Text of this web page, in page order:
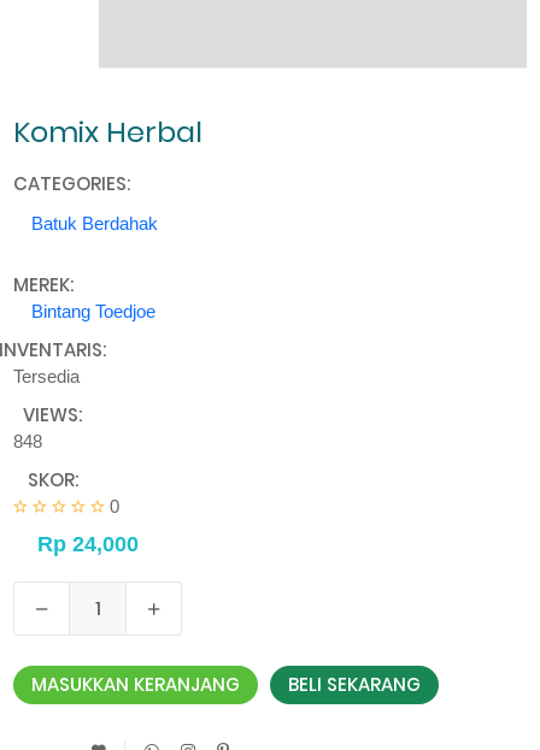
Komix Herbal
CATEGORIES:
Batuk Berdahak
MEREK:
Bintang Toedjoe
INVENTARIS:
Tersedia
VIEWS:
848
SKOR:
0
MASUKKAN KERANJANG BELI SEKARANG